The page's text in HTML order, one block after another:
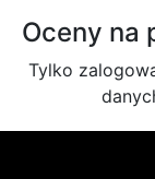
Oceny na
Tylko